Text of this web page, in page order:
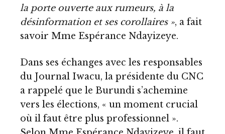
la porte ouverte aux rumeurs, à la
désinformation et ses corollaires », a fait
savoir Mme Espérance Ndayizeye.
Dans ses échanges avec les responsables
du Journal Iwacu, la présidente du CNC
a rappelé que le Burundi s’achemine
vers les élections, « un moment crucial
où il faut être plus professionnel ».